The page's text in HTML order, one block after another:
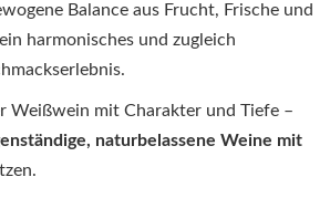
Balance aus Frucht, Frische und
harmonisches und zugleich
Weißwein mit Charakter und Tiefe –
naturbelassene Weine mit